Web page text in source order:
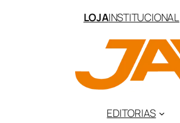
LOJAINSTITUCIONAL
EDITORIAS